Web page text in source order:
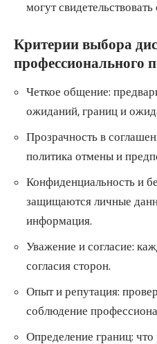
могут
Критерии выбора
профессионального
Четкое общение:
ожиданий, границ и
Прозрачность в
политика отмены и
Конфиденциальность и
защищаются личные
информация.
Уважение и согласие:
согласия сторон.
Опыт и репутация:
соблюдение
Определение границ: